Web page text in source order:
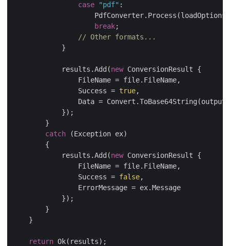
case
"pdf"
break
// Other formats...
            results.Add(
new
                Success =
true
catch
            results.Add(
new
                Success =
false
return